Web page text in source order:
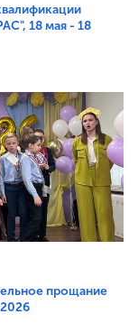
18 мая - 18
прощание